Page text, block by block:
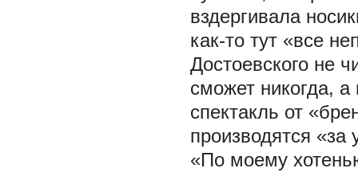
вздергивала
как-то тут «все
Достоевского не
сможет никогда, а
спектакль от
производятся «за
«По моему